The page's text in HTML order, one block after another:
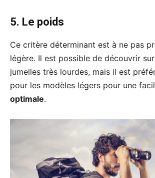
5. Le poids
Ce critère déterminant est à ne pas
légère. Il est possible de découvrir
jumelles très lourdes, mais il est
pour les modèles légers pour une
optimale.